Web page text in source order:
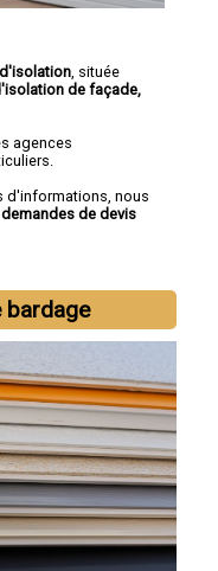
, située
de façade,
agences
d'informations, nous
demandes de devis
bardage